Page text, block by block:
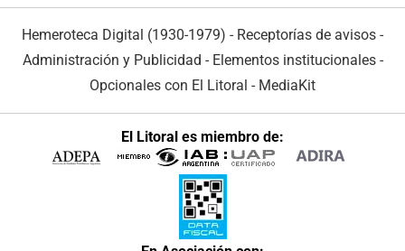
Hemeroteca Digital (1930-1979) - Receptorías de avisos -
Administración y Publicidad - Elementos institucionales-
Opcionales con El Litoral - MediaKit
El Litoral es miembro de: